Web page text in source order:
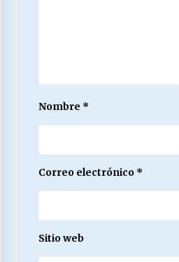
Nombre *
Correo electrónico *
Sitio web